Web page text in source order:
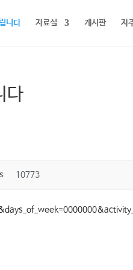
니다 자료실 게시판 자
다
10773